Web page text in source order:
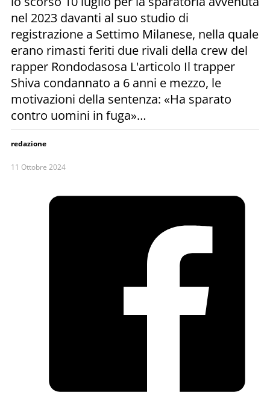
nel 2023 davanti al suo studio di
registrazione a Settimo Milanese, nella quale
erano rimasti feriti due rivali della crew del
rapper Rondodasosa L'articolo Il trapper
Shiva condannato a 6 anni e mezzo, le
motivazioni della sentenza: «Ha sparato
contro uomini in fuga»…
redazione
11 Ottobre 2024